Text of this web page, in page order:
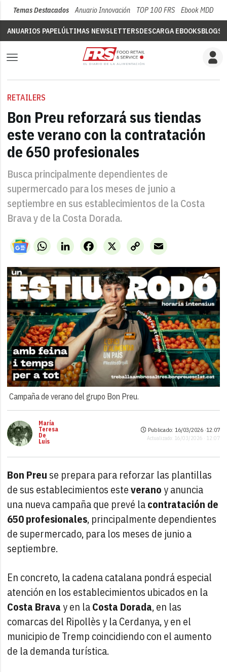
Temas Destacados Anuario Innovación TOP 100 FRS Ebook MDD
ANUARIOS PAPELÚLTIMAS NEWSLETTERSDESCARGA EBOOKSBLOGS
RETAILERS
Bon Preu reforzará sus tiendas
este verano con la contratación
de 650 profesionales
Busca principalmente dependientes de
supermercado para los meses de junio a
septiembre en sus establecimientos de la Costa
Brava y de la Costa Dorada.
WhatsAppLinkedIn X
Facebook
Copy
Link
Email
Campaña de verano del grupo Bon Preu.
María
Teresa
De
Luis
Publicado: 16/03/2026 ·12:07
Actualizado: 16/03/2026 · 12:07
Bon Preu se prepara para reforzar las plantillas
de sus establecimientos esteveranoy anuncia
una nueva campaña que prevé lacontratación de
650 profesionales, principalmente dependientes
de supermercado, para los meses de junio a
septiembre.
En concreto, la cadena catalana pondrá especial
atención en los establecimientos ubicados en la
Costa Bravay en laCosta Dorada, en las
comarcas del Ripollès y la Cerdanya, y en el
municipio de Tremp coincidiendo con el aumento
de la demanda turística.